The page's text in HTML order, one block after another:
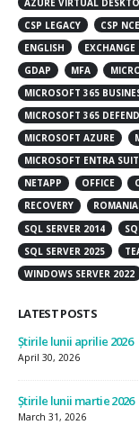
CSP LEGACY
CSP NCE
ENGLISH
EXCHANGE
GDAP
MFA
MICROSOFT 365
MICROSOFT 365
MICROSOFT AZURE
MICROSOFT ENTRA
NETAPP
OFFICE
RECOVERY
SQL SERVER 2014
SQL SERVER 2025
WINDOWS SERVER 2022
LATEST POSTS
Știrile lunii aprilie 2026
April 30, 2026
Știrile lunii martie 2026
March 31, 2026